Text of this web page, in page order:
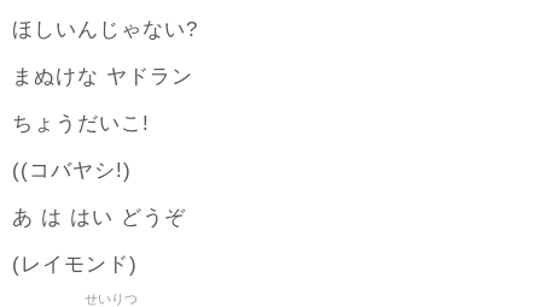
ほしいんじゃない?
まぬけな ヤドラン
ちょうだいこ!
((コバヤシ!)
あ は はい どうぞ
(レイモンド)
せいりつ